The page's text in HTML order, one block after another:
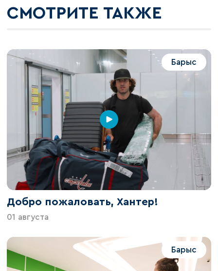
СМОТРИТЕ ТАКЖЕ
Барыс
Добро пожаловать, Хантер!
01 августа
Барыс